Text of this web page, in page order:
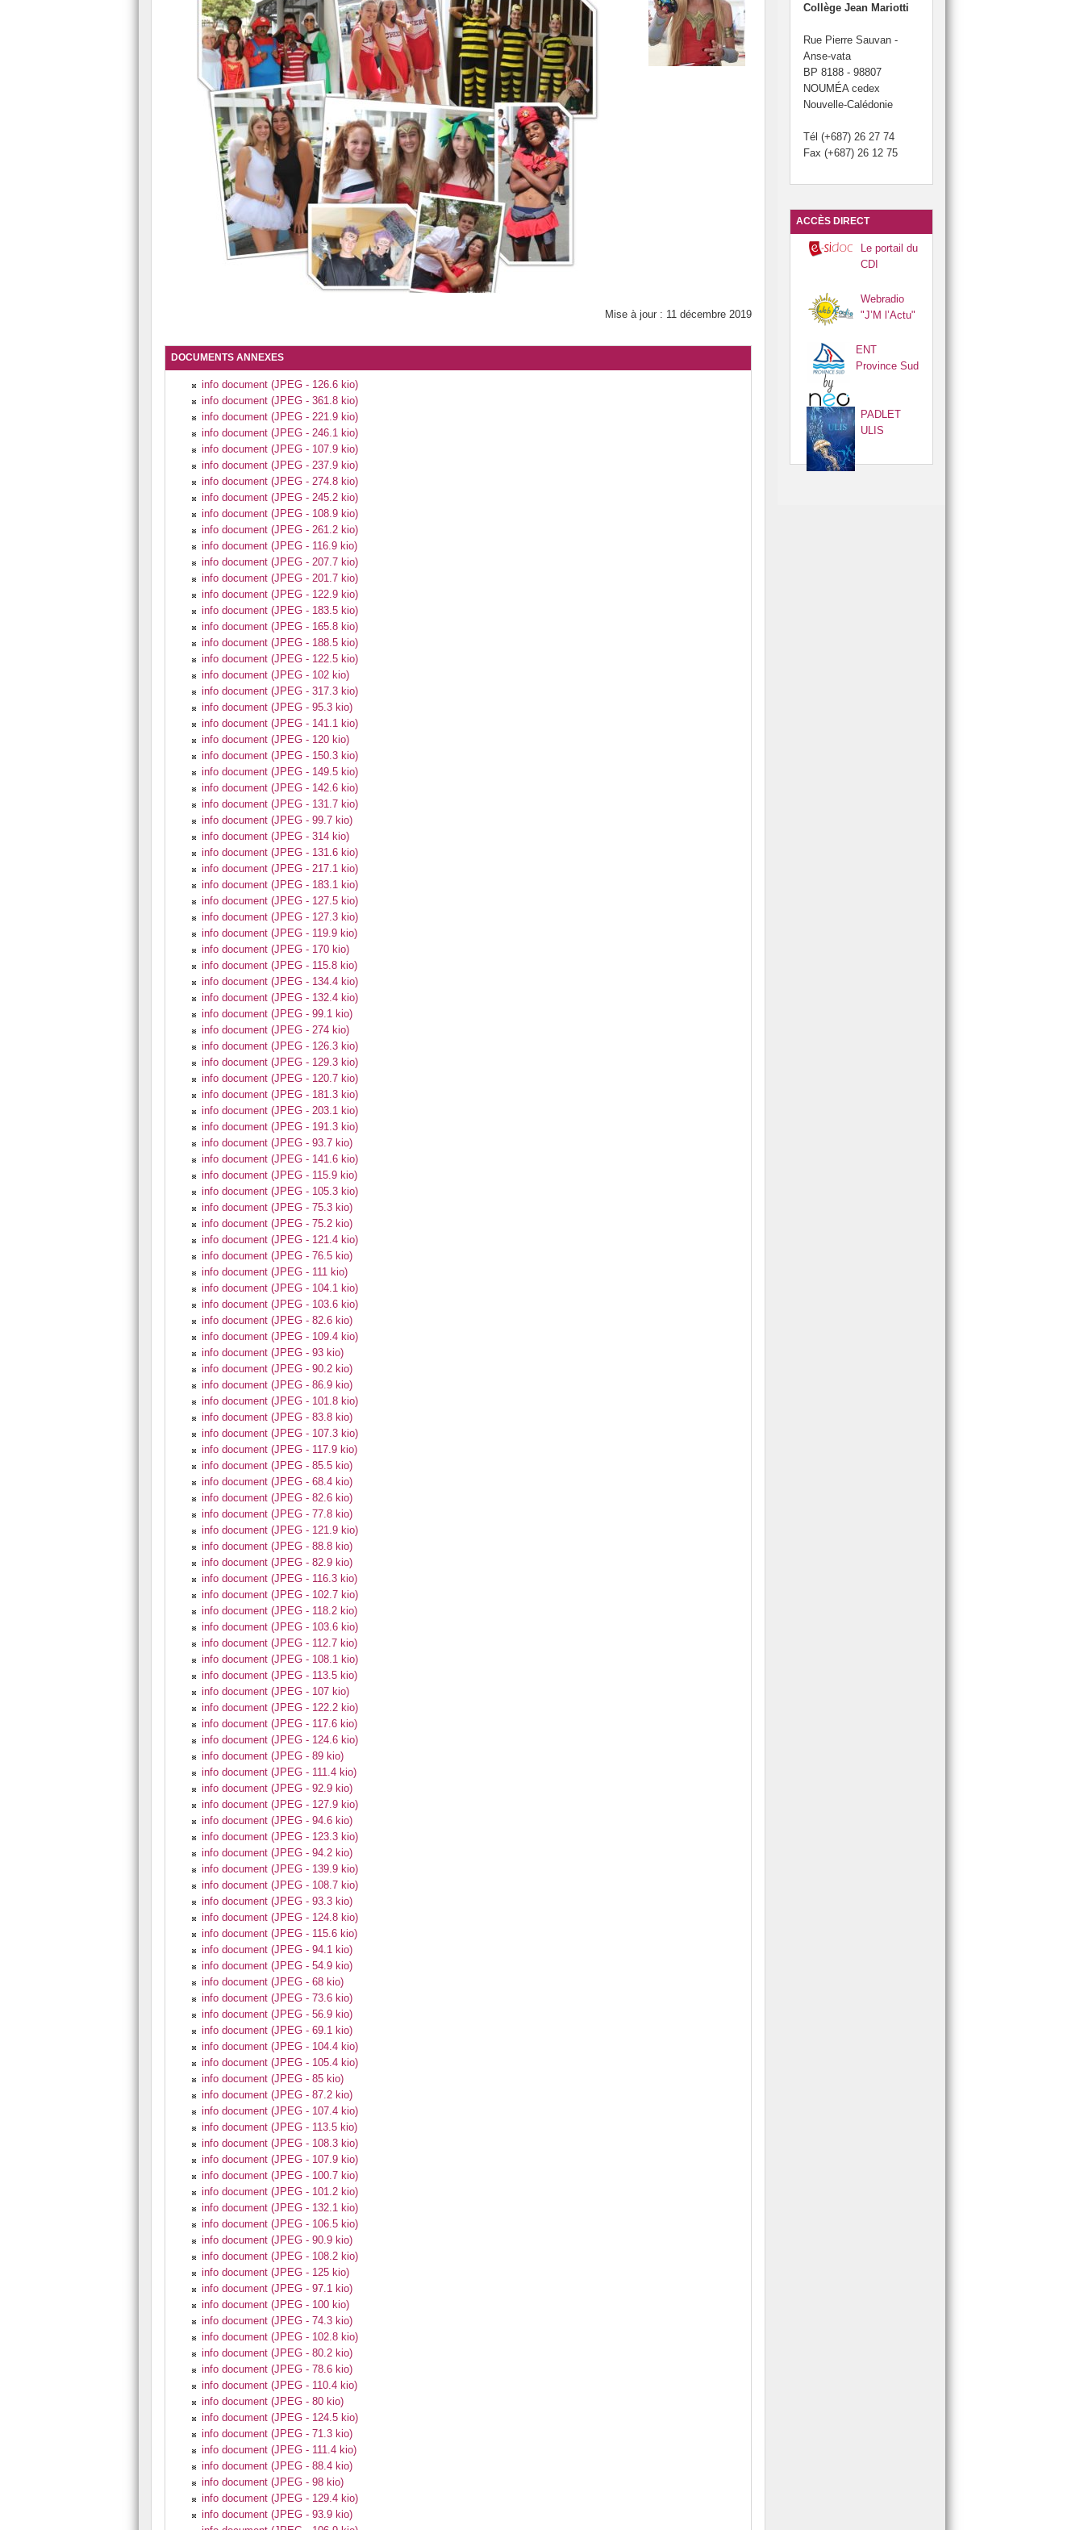
Présentation du secourisme.
Le Conseil de Vie Collègienne (CVC).
La classe ULIS
L’Assistante Sociale
L’Association Sportive.
Les voyages
Les concours.
La cérémonie républicaine de remise du diplôme national du brevet.
La semaine des langues à Mariotti.
Le bal du collège.
Le BIMer.
Le tri des déchets papiers et cartons du collège.
Les ruches du collège Mariotti.
Les journées Jeunesse et Développement Durable (JDD).
Mise à jour : 11 décembre 2019
DOCUMENTS ANNEXES
info document (JPEG - 126.6 kio)
info document (JPEG - 361.8 kio)
info document (JPEG - 221.9 kio)
info document (JPEG - 246.1 kio)
info document (JPEG - 107.9 kio)
info document (JPEG - 237.9 kio)
info document (JPEG - 274.8 kio)
info document (JPEG - 245.2 kio)
info document (JPEG - 108.9 kio)
info document (JPEG - 261.2 kio)
info document (JPEG - 116.9 kio)
info document (JPEG - 207.7 kio)
info document (JPEG - 201.7 kio)
info document (JPEG - 122.9 kio)
info document (JPEG - 183.5 kio)
info document (JPEG - 165.8 kio)
info document (JPEG - 188.5 kio)
info document (JPEG - 122.5 kio)
info document (JPEG - 102 kio)
info document (JPEG - 317.3 kio)
info document (JPEG - 95.3 kio)
info document (JPEG - 141.1 kio)
info document (JPEG - 120 kio)
info document (JPEG - 150.3 kio)
info document (JPEG - 149.5 kio)
info document (JPEG - 142.6 kio)
info document (JPEG - 131.7 kio)
info document (JPEG - 99.7 kio)
info document (JPEG - 314 kio)
info document (JPEG - 131.6 kio)
info document (JPEG - 217.1 kio)
info document (JPEG - 183.1 kio)
info document (JPEG - 127.5 kio)
info document (JPEG - 127.3 kio)
info document (JPEG - 119.9 kio)
info document (JPEG - 170 kio)
info document (JPEG - 115.8 kio)
info document (JPEG - 134.4 kio)
info document (JPEG - 132.4 kio)
info document (JPEG - 99.1 kio)
info document (JPEG - 274 kio)
info document (JPEG - 126.3 kio)
info document (JPEG - 129.3 kio)
info document (JPEG - 120.7 kio)
info document (JPEG - 181.3 kio)
info document (JPEG - 203.1 kio)
info document (JPEG - 191.3 kio)
info document (JPEG - 93.7 kio)
info document (JPEG - 141.6 kio)
info document (JPEG - 115.9 kio)
info document (JPEG - 105.3 kio)
info document (JPEG - 75.3 kio)
info document (JPEG - 75.2 kio)
info document (JPEG - 121.4 kio)
info document (JPEG - 76.5 kio)
info document (JPEG - 111 kio)
info document (JPEG - 104.1 kio)
info document (JPEG - 103.6 kio)
info document (JPEG - 82.6 kio)
info document (JPEG - 109.4 kio)
info document (JPEG - 93 kio)
info document (JPEG - 90.2 kio)
info document (JPEG - 86.9 kio)
info document (JPEG - 101.8 kio)
info document (JPEG - 83.8 kio)
info document (JPEG - 107.3 kio)
info document (JPEG - 117.9 kio)
info document (JPEG - 85.5 kio)
info document (JPEG - 68.4 kio)
info document (JPEG - 82.6 kio)
info document (JPEG - 77.8 kio)
info document (JPEG - 121.9 kio)
info document (JPEG - 88.8 kio)
info document (JPEG - 82.9 kio)
info document (JPEG - 116.3 kio)
info document (JPEG - 102.7 kio)
info document (JPEG - 118.2 kio)
info document (JPEG - 103.6 kio)
info document (JPEG - 112.7 kio)
info document (JPEG - 108.1 kio)
info document (JPEG - 113.5 kio)
info document (JPEG - 107 kio)
info document (JPEG - 122.2 kio)
info document (JPEG - 117.6 kio)
info document (JPEG - 124.6 kio)
info document (JPEG - 89 kio)
info document (JPEG - 111.4 kio)
info document (JPEG - 92.9 kio)
info document (JPEG - 127.9 kio)
info document (JPEG - 94.6 kio)
info document (JPEG - 123.3 kio)
info document (JPEG - 94.2 kio)
info document (JPEG - 139.9 kio)
info document (JPEG - 108.7 kio)
info document (JPEG - 93.3 kio)
info document (JPEG - 124.8 kio)
info document (JPEG - 115.6 kio)
info document (JPEG - 94.1 kio)
info document (JPEG - 54.9 kio)
info document (JPEG - 68 kio)
info document (JPEG - 73.6 kio)
info document (JPEG - 56.9 kio)
info document (JPEG - 69.1 kio)
info document (JPEG - 104.4 kio)
info document (JPEG - 105.4 kio)
info document (JPEG - 85 kio)
info document (JPEG - 87.2 kio)
info document (JPEG - 107.4 kio)
info document (JPEG - 113.5 kio)
info document (JPEG - 108.3 kio)
info document (JPEG - 107.9 kio)
info document (JPEG - 100.7 kio)
info document (JPEG - 101.2 kio)
info document (JPEG - 132.1 kio)
info document (JPEG - 106.5 kio)
info document (JPEG - 90.9 kio)
info document (JPEG - 108.2 kio)
info document (JPEG - 125 kio)
info document (JPEG - 97.1 kio)
info document (JPEG - 100 kio)
info document (JPEG - 74.3 kio)
info document (JPEG - 102.8 kio)
info document (JPEG - 80.2 kio)
info document (JPEG - 78.6 kio)
info document (JPEG - 110.4 kio)
info document (JPEG - 80 kio)
info document (JPEG - 124.5 kio)
info document (JPEG - 71.3 kio)
info document (JPEG - 111.4 kio)
info document (JPEG - 88.4 kio)
info document (JPEG - 98 kio)
info document (JPEG - 129.4 kio)
info document (JPEG - 93.9 kio)
Collège Jean Mariotti
Rue Pierre Sauvan -
Anse-vata
BP 8188 - 98807
NOUMÉA cedex
Nouvelle-Calédonie
Tél (+687) 26 27 74
Fax (+687) 26 12 75
ACCÈS DIRECT
Le portail du
CDI
Webradio
"J’M l’Actu"
ENT
Province Sud
PADLET
ULIS